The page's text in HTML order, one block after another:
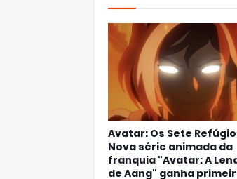
Avatar: Os Sete
Nova série animada da
franquia "Avatar: A
de Aang" ganha